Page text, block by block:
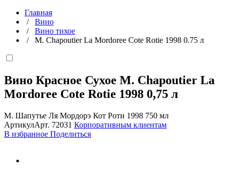
Главная
/ Вино
/ Вино тихое
/ M. Chapoutier La Mordoree Cote Rotie 1998 0.75 л
Вино Красное Сухое M. Chapoutier La
Mordoree Cote Rotie 1998 0,75 л
М. Шапутье Ля Мордорэ Кот Роти 1998 750 мл
АртикулАрт. 72031 Корпоративным клиентам
В избранное Поделиться